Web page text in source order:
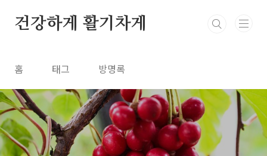
건강하게 활기차게
홈 태그 방명록